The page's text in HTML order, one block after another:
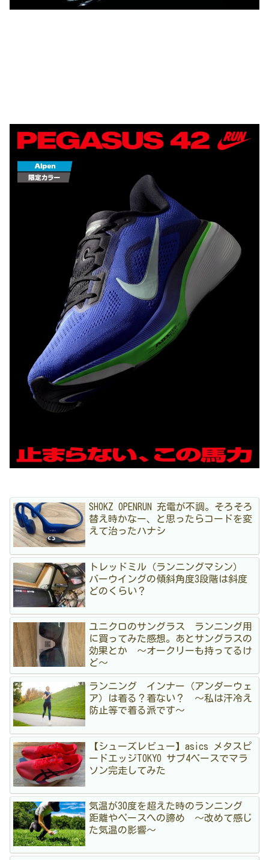
SHOKZ OPENRUN 充電が不調。そろそろ
替え時かなー、と思ったらコードを変
えて治ったハナシ
トレッドミル（ランニングマシン）
バーウイングの傾斜角度3段階は斜度
どのくらい？
ユニクロのサングラス ランニング用
に買ってみた感想。あとサングラスの
効果とか 〜オークリーも持ってるけ
ど〜
ランニング インナー（アンダーウェ
ア）は着る？着ない？ 〜私は汗冷え
防止等で着る派です〜
【シューズレビュー】asics メタスピ
ードエッジTOKYO サブ4ペースでマラ
ソン完走してみた
気温が30度を超えた時のランニング
距離やペースへの諦め 〜改めて感じ
た気温の影響〜